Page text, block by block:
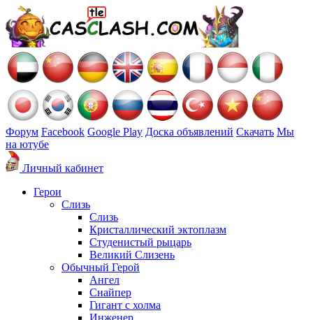
Форум Facebook Google Play Доска объявлений Скачать Мы
на ютубе
Личный кабинет
Герои
Слизь
Слизь
Кристаллический эктоплазм
Студенистый рыцарь
Великий Слизень
Обычный Герой
Ангел
Снайпер
Гигант с холма